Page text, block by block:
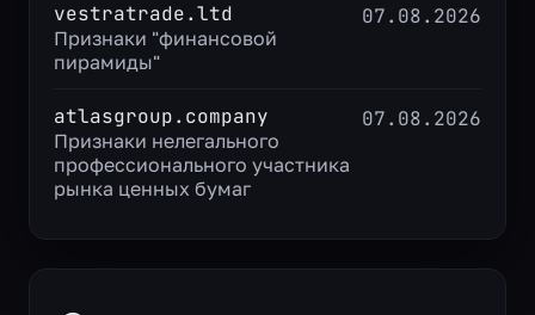
vestratrade.ltd
Признаки "финансовой
пирамиды"
07.08.2026
atlasgroup.company
Признаки нелегального
профессионального участника
рынка ценных бумаг
07.08.2026